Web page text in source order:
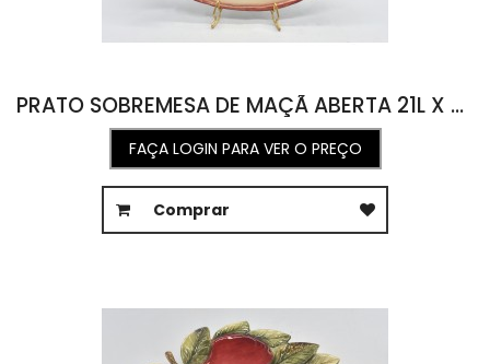
PRATO SOBREMESA DE MAÇÃ ABERTA 21L X 23C
FAÇA LOGIN PARA VER O PREÇO
Comprar